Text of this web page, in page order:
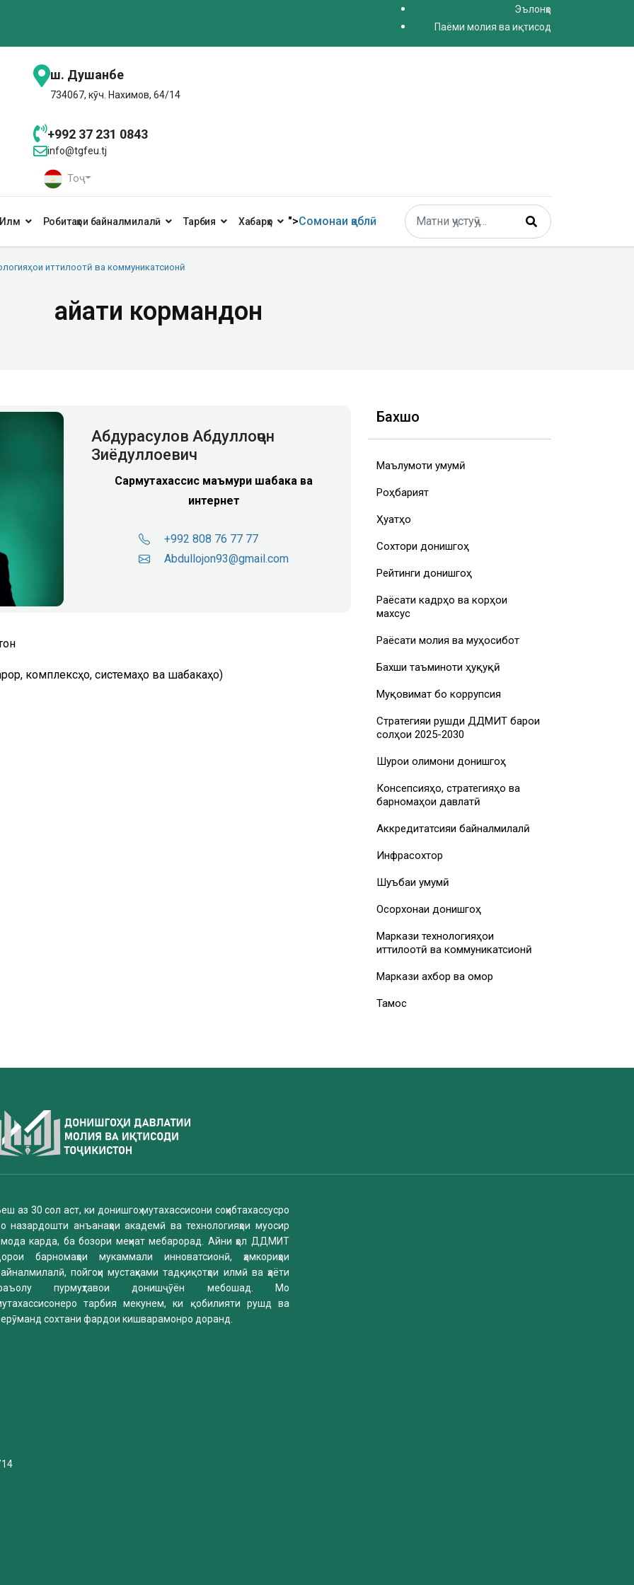
Эълонҳо
Паёми молия ва иқтисод
ш. Душанбе
734067, кӯч. Нахимов, 64/14
+992 37 231 0843
info@tgfeu.tj
Тоҷ
Илм Робитаҳои байналмилалӣ Тарбия Хабарҳо ">Сомонаи қаблӣ
Поиск
Type 2 or more characters for results.
иттилоотӣ ва коммуникатсионӣ
Ҳайати кормандон
Абдурасулов Абдуллоҷон
Зиёдуллоевич
Сармутахассис маъмури шабака ва
интернет
+992 808 76 77 77
Abdullojon93@gmail.com
комплексҳо, системаҳо ва шабакаҳо)
Бахшҳо
Маълумоти умумӣ
Роҳбарият
Ҳуҷҷатҳо
Сохтори донишгоҳ
Рейтинги донишгоҳ
Раёсати кадрҳо ва корҳои
махсус
Раёсати молия ва муҳосибот
Бахши таъминоти ҳуқуқӣ
Муқовимат бо коррупсия
Стратегияи рушди ДДМИТ барои
солҳои 2025-2030
Шурои олимони донишгоҳ
Консепсияҳо, стратегияҳо ва
барномаҳои давлатӣ
Аккредитатсияи байналмилалӣ
Инфрасохтор
Шуъбаи умумӣ
Осорхонаи донишгоҳ
Маркази технологияҳои
иттилоотӣ ва коммуникатсионӣ
Маркази ахбор ва омор
Тамос
аз 30 сол аст, ки донишгоҳ мутахассисони соҳибтахассусро
назардошти анъанаҳои академӣ ва технологияҳои муосир
карда, ба бозори меҳнат мебарорад. Айни ҳол ДДМИТ
барномаҳои мукаммали инноватсионӣ, ҳамкориҳои
пойгоҳи мустаҳками тадқиқотҳои илмӣ ва ҳаёти
пурмуҳтавои донишҷӯён мебошад. Мо
тарбия мекунем, ки қобилияти рушд ва
сохтани фардои кишварамонро доранд.